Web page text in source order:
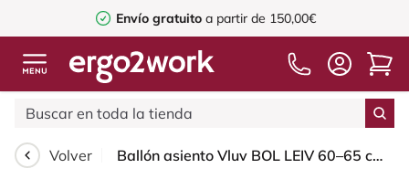
Envío gratuito a partir de 150,00€
Volver Ballón asiento Vluv BOL LEIV 60–65 cm – Curcuma